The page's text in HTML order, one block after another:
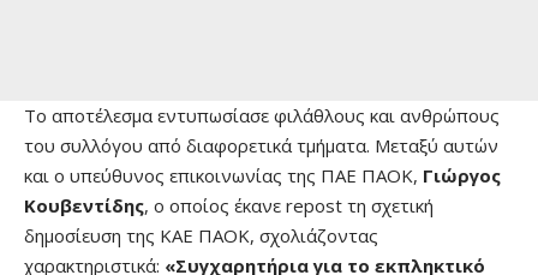
Το αποτέλεσμα εντυπωσίασε φιλάθλους και ανθρώπους
του συλλόγου από διαφορετικά τμήματα. Μεταξύ αυτών
και ο υπεύθυνος επικοινωνίας της ΠΑΕ ΠΑΟΚ, Γιώργος
Κουβεντίδης, ο οποίος έκανε repost τη σχετική
δημοσίευση της ΚΑΕ ΠΑΟΚ, σχολιάζοντας
χαρακτηριστικά: «Συγχαρητήρια για το εκπληκτικό